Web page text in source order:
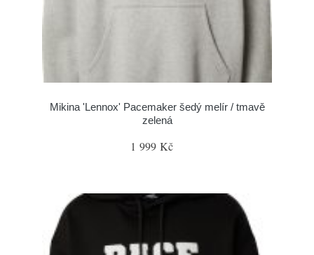
Mikina 'Lennox' Pacemaker šedý melír / tmavě
zelená
1 999 Kč